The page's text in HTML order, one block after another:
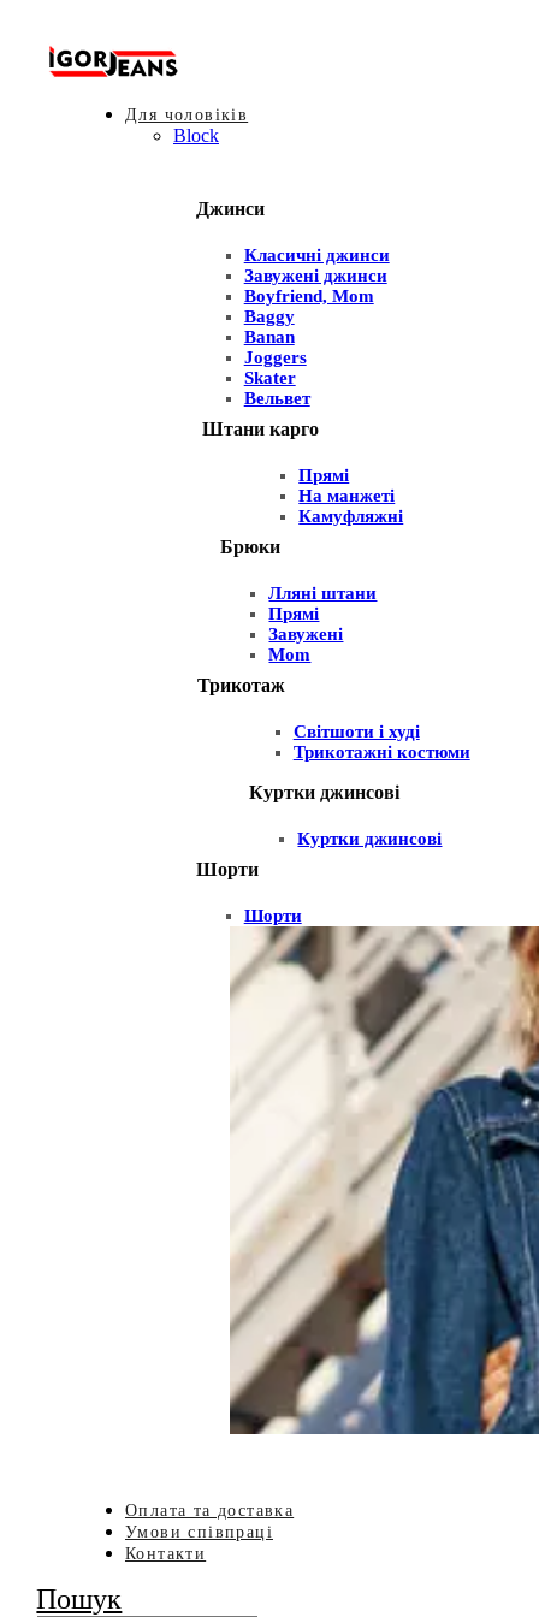
Для чоловіків
Block
Джинси
Класичні джинси
Завужені джинси
Boyfriend, Mom
Baggy
Banan
Joggers
Skater
Вельвет
Штани карго
Прямі
На манжеті
Камуфляжні
Брюки
Лляні штани
Прямі
Завужені
Mom
Трикотаж
Світшоти і худі
Трикотажні костюми
Куртки джинсові
Куртки джинсові
Шорти
Шорти
Оплата та доставка
Умови співпраці
Контакти
Пошук